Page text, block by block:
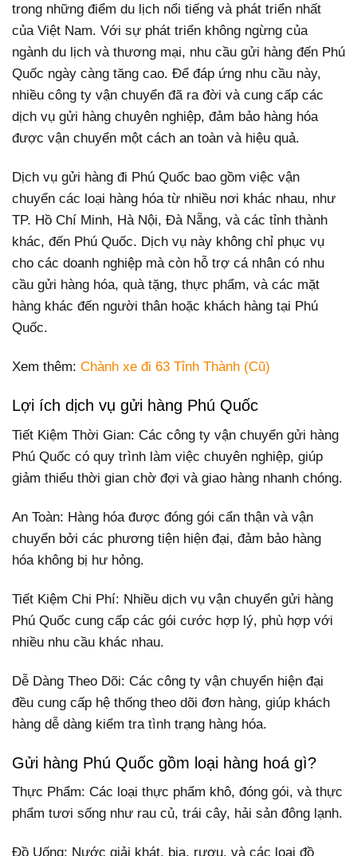
trong những điểm du lịch nổi tiếng và phát triển nhất
của Việt Nam. Với sự phát triển không ngừng của
ngành du lịch và thương mại, nhu cầu gửi hàng đến Phú
Quốc ngày càng tăng cao. Để đáp ứng nhu cầu này,
nhiều công ty vận chuyển đã ra đời và cung cấp các
dịch vụ gửi hàng chuyên nghiệp, đảm bảo hàng hóa
được vận chuyển một cách an toàn và hiệu quả.
Dịch vụ gửi hàng đi Phú Quốc bao gồm việc vận
chuyển các loại hàng hóa từ nhiều nơi khác nhau, như
TP. Hồ Chí Minh, Hà Nội, Đà Nẵng, và các tỉnh thành
khác, đến Phú Quốc. Dịch vụ này không chỉ phục vụ
cho các doanh nghiệp mà còn hỗ trợ cá nhân có nhu
cầu gửi hàng hóa, quà tặng, thực phẩm, và các mặt
hàng khác đến người thân hoặc khách hàng tại Phú
Quốc.
Xem thêm: Chành xe đi 63 Tỉnh Thành (Cũ)
Lợi ích dịch vụ gửi hàng Phú Quốc
Tiết Kiệm Thời Gian: Các công ty vận chuyển gửi hàng
Phú Quốc có quy trình làm việc chuyên nghiệp, giúp
giảm thiểu thời gian chờ đợi và giao hàng nhanh chóng.
An Toàn: Hàng hóa được đóng gói cẩn thận và vận
chuyển bởi các phương tiện hiện đại, đảm bảo hàng
hóa không bị hư hỏng.
Tiết Kiệm Chi Phí: Nhiều dịch vụ vận chuyển gửi hàng
Phú Quốc cung cấp các gói cước hợp lý, phù hợp với
nhiều nhu cầu khác nhau.
Dễ Dàng Theo Dõi: Các công ty vận chuyển hiện đại
đều cung cấp hệ thống theo dõi đơn hàng, giúp khách
hàng dễ dàng kiểm tra tình trạng hàng hóa.
Gửi hàng Phú Quốc gồm loại hàng hoá gì?
Thực Phẩm: Các loại thực phẩm khô, đóng gói, và thực
phẩm tươi sống như rau củ, trái cây, hải sản đông lạnh.
Đồ Uống: Nước giải khát, bia, rượu, và các loại đồ